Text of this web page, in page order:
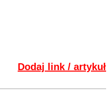
Dodaj link / artykuł